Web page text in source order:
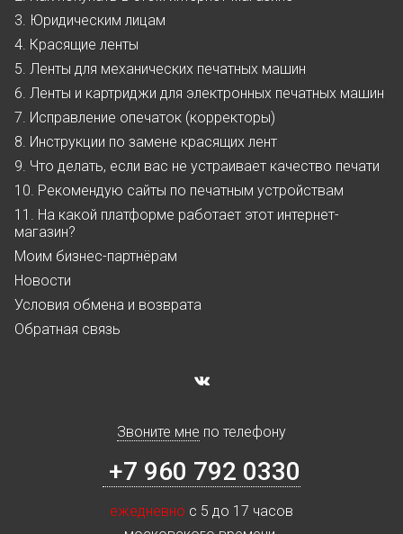
3. Юридическим лицам
4. Красящие ленты
5. Ленты для механических печатных машин
6. Ленты и картриджи для электронных печатных машин
7. Исправление опечаток (корректоры)
8. Инструкции по замене красящих лент
9. Что делать, если вас не устраивает качество печати
10. Рекомендую сайты по печатным устройствам
11. На какой платформе работает этот интернет-
магазин?
Моим бизнес-партнёрам
Новости
Условия обмена и возврата
Обратная связь
Звоните мне по телефону
+7 960 792 0330
ежедневно с 5 до 17 часов